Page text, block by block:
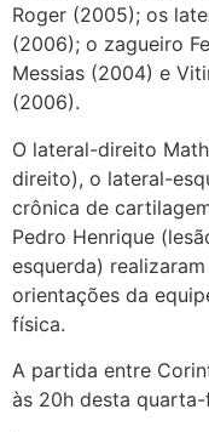
Roger (2005); os
(2006); o zagueiro
Messias (2004) e
(2006).
O lateral-direito
direito), o lateral-
crônica de
Pedro Henrique
esquerda)
orientações da
física.
A partida entre
às 20h desta